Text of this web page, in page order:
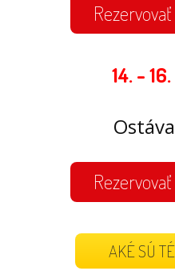
14. -
Ostáva
AKÉ SÚ